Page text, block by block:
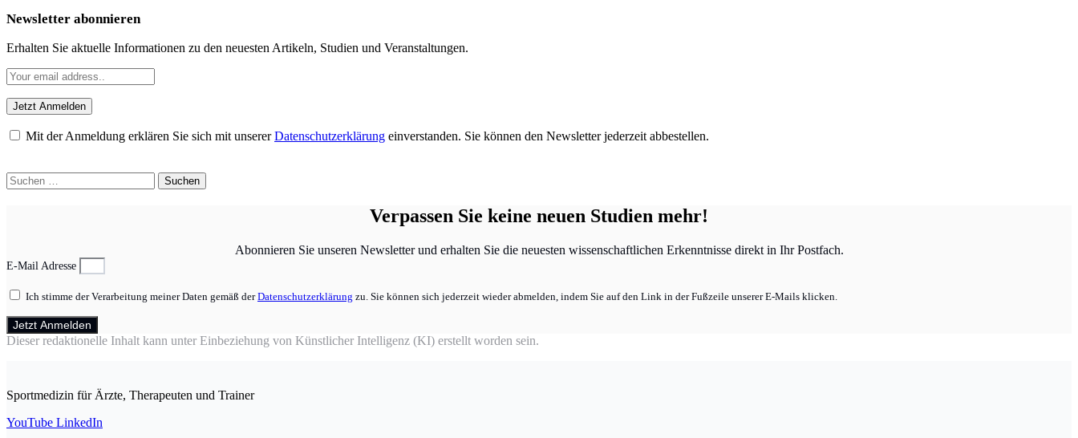
Newsletter abonnieren
Erhalten Sie aktuelle Informationen zu den neuesten Artikeln, Studien und Veranstaltungen.
Mit der Anmeldung erklären Sie sich mit unsererDatenschutzerklärung einverstanden. Sie können den Newsletter jederzeit abbestellen.
Suchen
nach:
Verpassen Sie keine neuen Studien mehr!
Abonnieren Sie unseren Newsletter und erhalten Sie die neuesten wissenschaftlichen Erkenntnisse direkt in Ihr Postfach.
E-Mail Adresse
Ich stimme der Verarbeitung meiner Daten gemäß derDatenschutzerklärung zu. Sie können sich jederzeit wieder abmelden, indem Sie auf den Link in der Fußzeile unserer E-Mails klicken.
Jetzt Anmelden
Dieser redaktionelle Inhalt kann unter Einbeziehung von Künstlicher Intelligenz (KI) erstellt worden sein.
Sportmedizin für Ärzte, Therapeuten und Trainer
YouTube LinkedIn